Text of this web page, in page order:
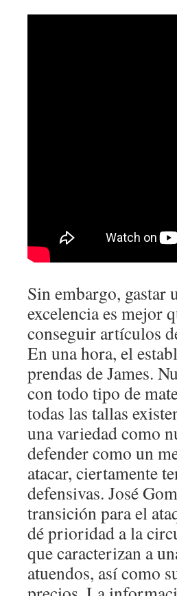
Sin embargo, gastar
excelencia es mejor
conseguir artículos
En una hora, el
prendas de James.
con todo tipo de
todas las tallas
una variedad como
defender como un
atacar, ciertamente
defensivas. José
transición para el
dé prioridad a la
que caracterizan a
atuendos, así como